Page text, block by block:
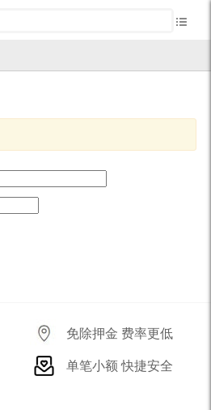
免除押金 费率更低
单笔小额 快捷安全